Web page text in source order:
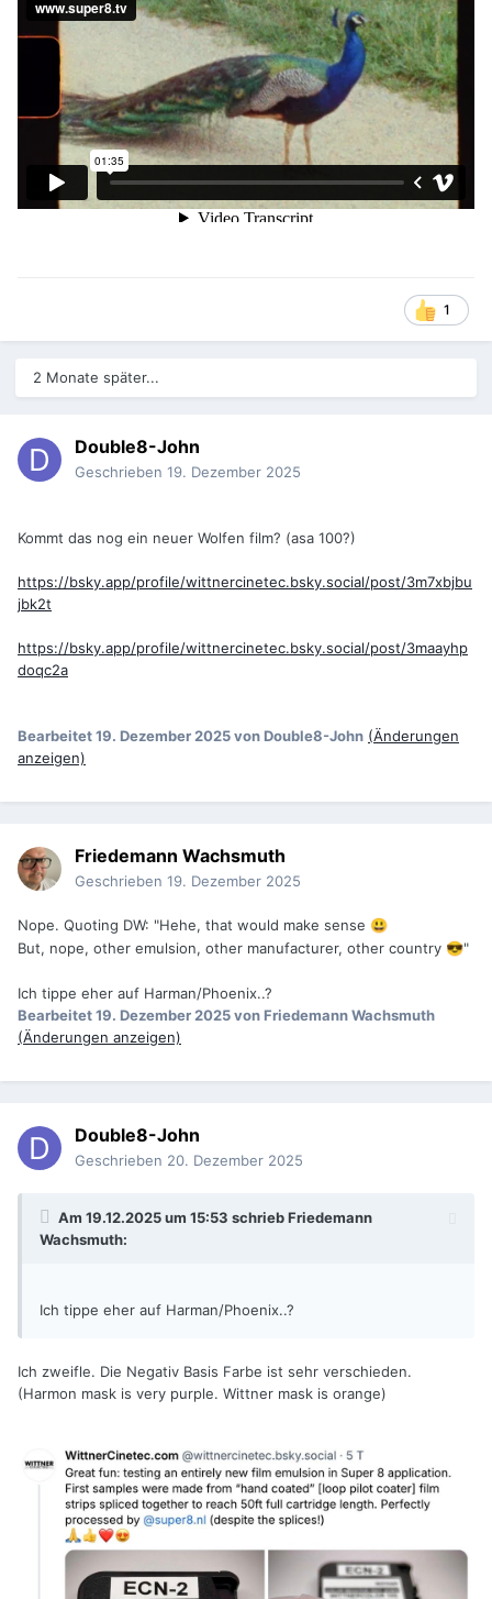
1
2 Monate später...
Double8-John
Geschrieben 19. Dezember 2025
Kommt das nog ein neuer Wolfen film? (asa 100?)
https://bsky.app/profile/wittnercinetec.bsky.social/post/3m7xbjbu
jbk2t
https://bsky.app/profile/wittnercinetec.bsky.social/post/3maayhp
doqc2a
Bearbeitet19. Dezember 2025von Double8-John (Änderungen
anzeigen)
Friedemann Wachsmuth
Geschrieben 19. Dezember 2025
Nope. Quoting DW: "Hehe, that would make sense 😃
But, nope, other emulsion, other manufacturer, other country 😎"
Ich tippe eher auf Harman/Phoenix..?
Bearbeitet19. Dezember 2025von Friedemann Wachsmuth
(Änderungen anzeigen)
Double8-John
Geschrieben 20. Dezember 2025
Am 19.12.2025 um 15:53 schriebFriedemann
Wachsmuth:
Ich tippe eher auf Harman/Phoenix..?
Ich zweifle. Die Negativ Basis Farbe ist sehr verschieden.
(Harmon mask is very purple. Wittner mask is orange)